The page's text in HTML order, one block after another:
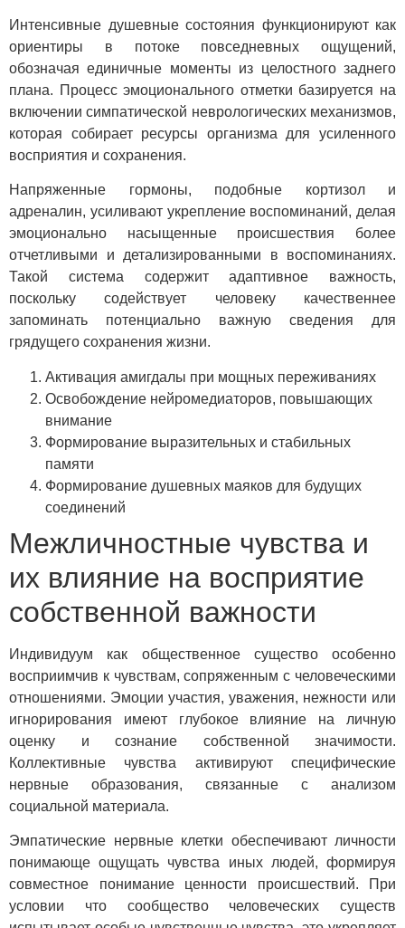
Интенсивные душевные состояния функционируют как
ориентиры в потоке повседневных ощущений,
обозначая единичные моменты из целостного заднего
плана. Процесс эмоционального отметки базируется на
включении симпатической неврологических механизмов,
которая собирает ресурсы организма для усиленного
восприятия и сохранения.
Напряженные гормоны, подобные кортизол и
адреналин, усиливают укрепление воспоминаний, делая
эмоционально насыщенные происшествия более
отчетливыми и детализированными в воспоминаниях.
Такой система содержит адаптивное важность,
поскольку содействует человеку качественнее
запоминать потенциально важную сведения для
грядущего сохранения жизни.
Активация амигдалы при мощных переживаниях
Освобождение нейромедиаторов, повышающих
внимание
Формирование выразительных и стабильных
памяти
Формирование душевных маяков для будущих
соединений
Межличностные чувства и
их влияние на восприятие
собственной важности
Индивидуум как общественное существо особенно
восприимчив к чувствам, сопряженным с человеческими
отношениями. Эмоции участия, уважения, нежности или
игнорирования имеют глубокое влияние на личную
оценку и сознание собственной значимости.
Коллективные чувства активируют специфические
нервные образования, связанные с анализом
социальной материала.
Эмпатические нервные клетки обеспечивают личности
понимающе ощущать чувства иных людей, формируя
совместное понимание ценности происшествий. При
условии что сообщество человеческих существ